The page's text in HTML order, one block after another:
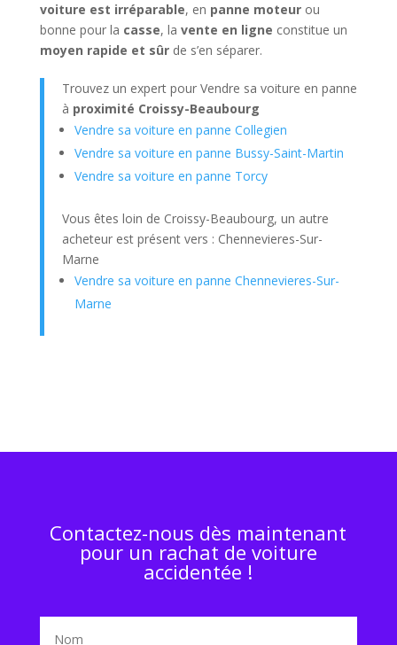
voiture est irréparable, en panne moteurou
bonne pour la casse, la vente en ligne constitue un
moyen rapide et sûrde s’en séparer.
Trouvez un expert pour Vendre sa voiture en panne
à proximité Croissy-Beaubourg
Vendre sa voiture en panne Collegien
Vendre sa voiture en panne Bussy-Saint-Martin
Vendre sa voiture en panne Torcy
Vous êtes loin de Croissy-Beaubourg, un autre
acheteur est présent vers : Chennevieres-Sur-
Marne
Vendre sa voiture en panne Chennevieres-Sur-
Marne
Contactez-nous dès maintenant
pour un rachat de voiture
accidentée !